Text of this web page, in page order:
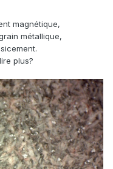
magnétique,
métallique,
plus?